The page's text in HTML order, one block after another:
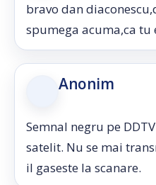
bravo dan
spumega acuma,ca
Anonim
Semnal negru pe
satelit. Nu se mai
il gaseste la scanare.